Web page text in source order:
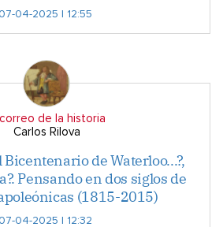
07-04-2025 | 12:55
correo de la historia
Carlos Rilova
Bicentenario de Waterloo...?,
Pensando en dos siglos de
(1815-2015)
07-04-2025 | 12:32